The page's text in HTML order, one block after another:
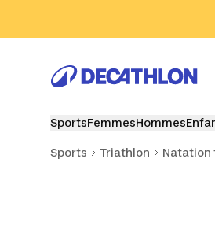
SportsFemmesHommes
Sports Triathlon Natation